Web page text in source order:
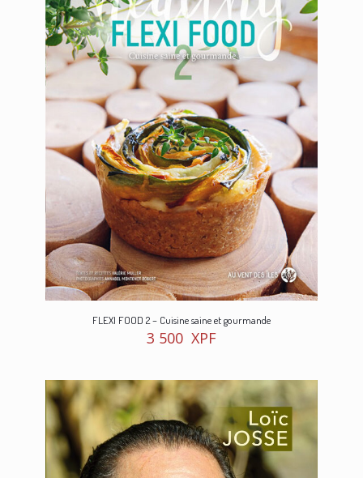
FLEXI FOOD 2 – Cuisine saine et gourmande
3 500 XPF